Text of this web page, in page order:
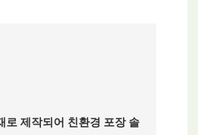
로 제작되어 친환경 포장 솔